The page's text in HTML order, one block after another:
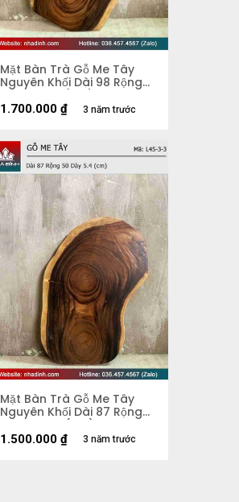
Mặt Bàn Trà Gỗ Me Tây
Nguyên Khối Dài 98 Rộng
58 Dày 5,3 (cm)
3 năm trước
1.700.000 ₫
Mặt Bàn Trà Gỗ Me Tây
Nguyên Khối Dài 87 Rộng
50 Dày 5,4 (cm)
3 năm trước
1.500.000 ₫